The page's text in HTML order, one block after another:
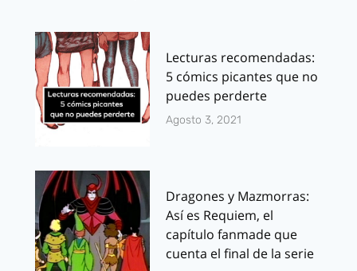
Lecturas recomendadas:
5 cómics picantes que no
puedes perderte
Agosto 3, 2021
Dragones y Mazmorras:
Así es Requiem, el
capítulo fanmade que
cuenta el final de la serie